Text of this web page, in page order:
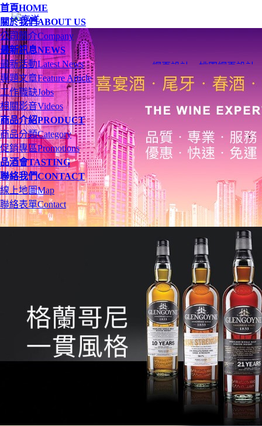
首頁HOME
關於我們ABOUT US
公司簡介Company
最新訊息NEWS
最新活動Latest News
專題文章Feature Article
工作職缺Jobs
相關影音Videos
商品介紹PRODUCT
商品分類Category
促銷專區Promotions
品酒會TASTING
聯絡我們CONTACT
線上地圖Map
聯絡表單Contact
網頁設計 桃園網頁設計